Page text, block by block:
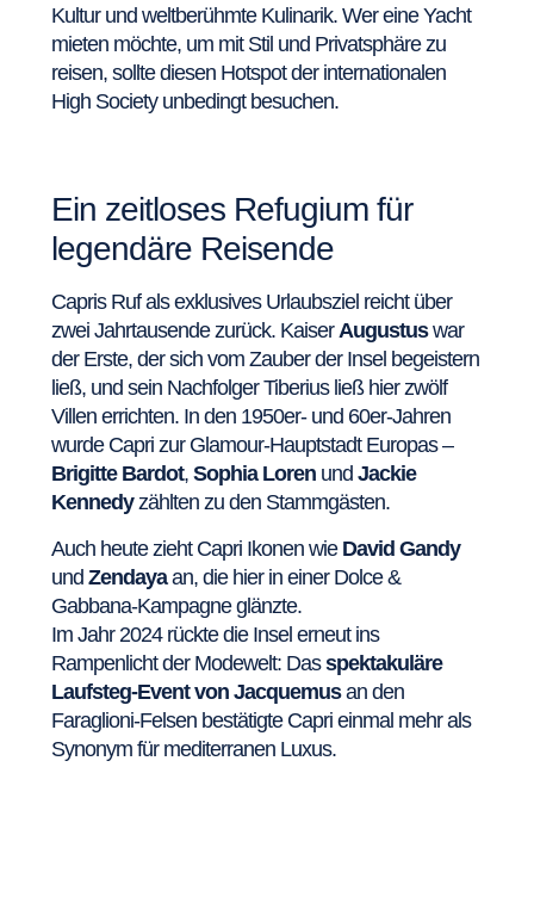
Kultur und weltberühmte Kulinarik. Wer eine Yacht
mieten möchte, um mit Stil und Privatsphäre zu
reisen, sollte diesen Hotspot der internationalen
High Society unbedingt besuchen.
Ein zeitloses Refugium für
legendäre Reisende
Capris Ruf als exklusives Urlaubsziel reicht über
zwei Jahrtausende zurück. KaiserAugustuswar
der Erste, der sich vom Zauber der Insel begeistern
ließ, und sein Nachfolger Tiberius ließ hier zwölf
Villen errichten. In den 1950er- und 60er-Jahren
wurde Capri zur Glamour-Hauptstadt Europas –
Brigitte Bardot, Sophia Lorenund Jackie
Kennedyzählten zu den Stammgästen.
Auch heute zieht Capri Ikonen wie David Gandy
und Zendayaan, die hier in einer Dolce &
Gabbana-Kampagne glänzte.
Im Jahr 2024 rückte die Insel erneut ins
Rampenlicht der Modewelt: Dasspektakuläre
Laufsteg-Event von Jacquemusan den
Faraglioni-Felsen bestätigte Capri einmal mehr als
Synonym für mediterranen Luxus.